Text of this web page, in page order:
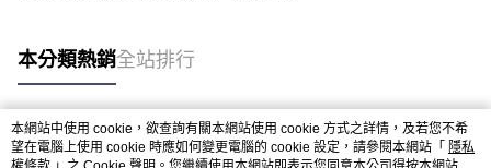
本分類熱銷全站排行
熱門標籤
本網站中使用 cookie，欲查詢有關本網站使用 cookie 方式之詳情，及若您不希
望在電腦上使用 cookie 時應如何變更電腦的 cookie 設定，請參閱本網站「 隱私